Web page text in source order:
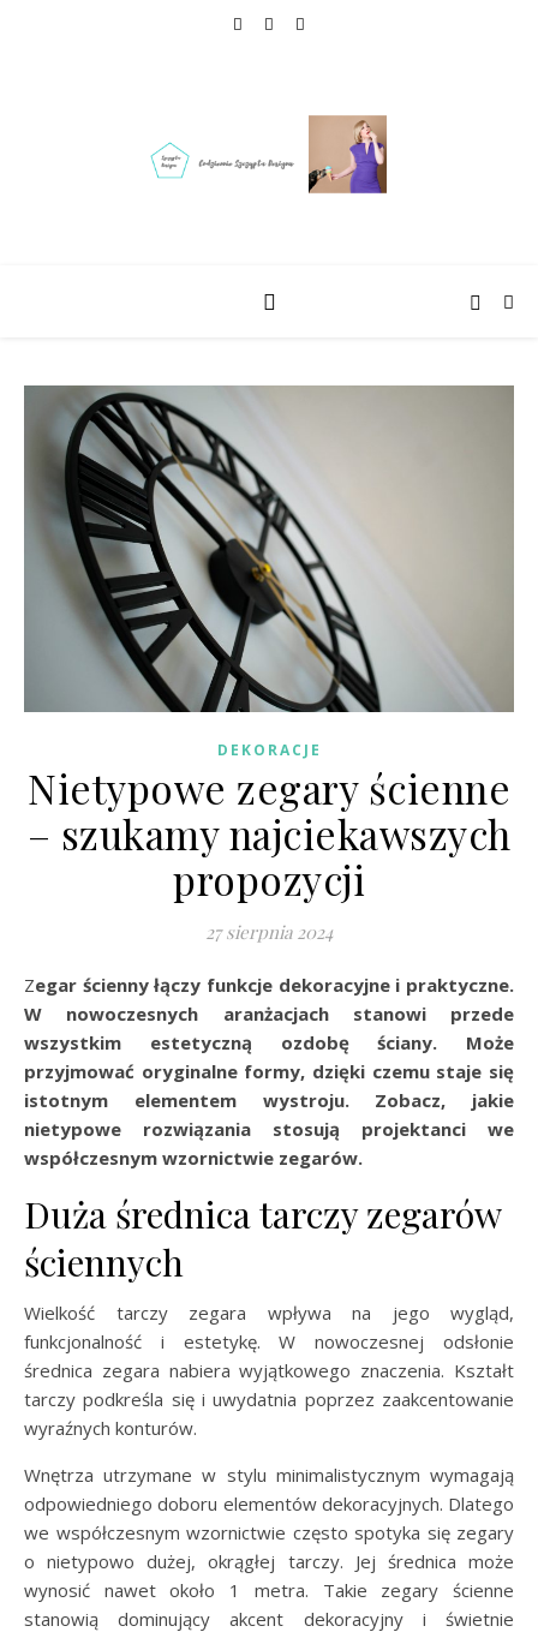
DEKORACJE
Nietypowe zegary ścienne
– szukamy najciekawszych
propozycji
27 sierpnia 2024
Zegar ścienny łączy funkcje dekoracyjne i praktyczne.
W nowoczesnych aranżacjach stanowi przede
wszystkim estetyczną ozdobę ściany. Może
przyjmować oryginalne formy, dzięki czemu staje się
istotnym elementem wystroju. Zobacz, jakie
nietypowe rozwiązania stosują projektanci we
współczesnym wzornictwie zegarów.
Duża średnica tarczy zegarów
ściennych
Wielkość tarczy zegara wpływa na jego wygląd,
funkcjonalność i estetykę. W nowoczesnej odsłonie
średnica zegara nabiera wyjątkowego znaczenia. Kształt
tarczy podkreśla się i uwydatnia poprzez zaakcentowanie
wyraźnych konturów.
Wnętrza utrzymane w stylu minimalistycznym wymagają
odpowiedniego doboru elementów dekoracyjnych. Dlatego
we współczesnym wzornictwie często spotyka się zegary
o nietypowo dużej, okrągłej tarczy. Jej średnica może
wynosić nawet około 1 metra. Takie zegary ścienne
stanowią dominujący akcent dekoracyjny i świetnie